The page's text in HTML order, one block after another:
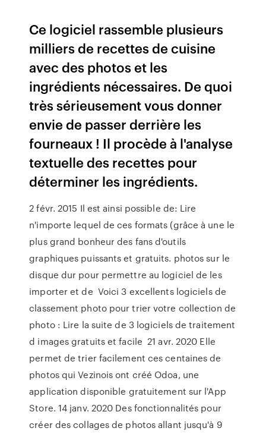
Ce logiciel rassemble plusieurs
milliers de recettes de cuisine
avec des photos et les
ingrédients nécessaires. De quoi
très sérieusement vous donner
envie de passer derrière les
fourneaux ! Il procède à l'analyse
textuelle des recettes pour
déterminer les ingrédients.
2 févr. 2015 Il est ainsi possible de: Lire
n'importe lequel de ces formats (grâce à une le
plus grand bonheur des fans d'outils
graphiques puissants et gratuits. photos sur le
disque dur pour permettre au logiciel de les
importer et de Voici 3 excellents logiciels de
classement photo pour trier votre collection de
photo : Lire la suite de 3 logiciels de traitement
d images gratuits et facile 21 avr. 2020 Elle
permet de trier facilement ces centaines de
photos qui Vezinois ont créé Odoa, une
application disponible gratuitement sur l'App
Store. 14 janv. 2020 Des fonctionnalités pour
créer des collages de photos allant jusqu'à 9